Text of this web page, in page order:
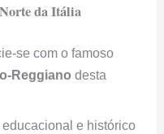
da Itália
se com o famoso
Reggiano desta
e histórico